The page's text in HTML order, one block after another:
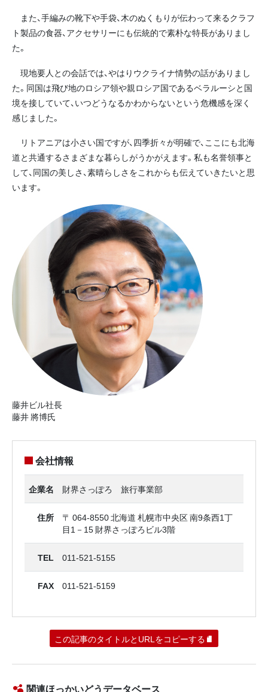
また、手編みの靴下や手袋、木のぬくもりが伝わって来るクラフ
ト製品の食器、アクセサリーにも伝統的で素朴な特長がありまし
た。
現地要人との会話では、やはりウクライナ情勢の話がありまし
た。同国は飛び地のロシア領や親ロシア国であるベラルーシと国
境を接していて、いつどうなるかわからないという危機感を深く
感じました。
リトアニアは小さい国ですが、四季折々が明確で、ここにも北海
道と共通するさまざまな暮らしがうかがえます。私も名誉領事と
して、同国の美しさ、素晴らしさをこれからも伝えていきたいと思
います。
藤井ビル社長
藤井 將博氏
会社情報
企業名 財界さっぽろ 旅行事業部
住所
〒 064-8550 北海道 札幌市中央区 南9条西1丁
目1－15 財界さっぽろビル3階
TEL 011-521-5155
FAX 011-521-5159
この記事のタイトルとURLをコピーする
関連ほっかいどうデータベース